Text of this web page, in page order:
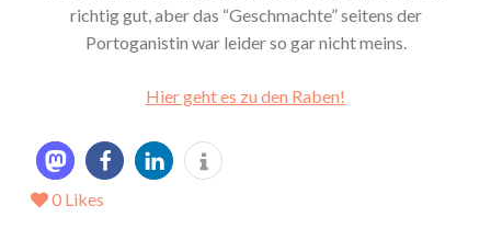
richtig gut, aber das “Geschmachte” seitens der
Portoganistin war leider so gar nicht meins.
Hier geht es zu den Raben!
0 Likes